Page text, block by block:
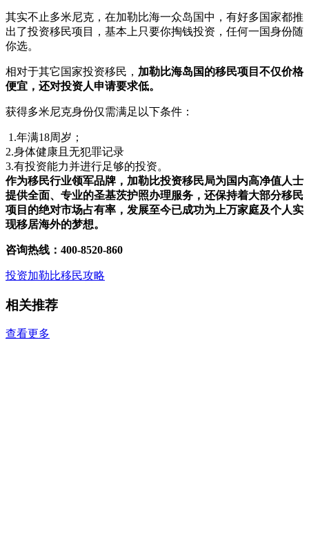
其实不止多米尼克，在加勒比海一众岛国中，有好多国家都推
出了投资移民项目，基本上只要你掏钱投资，任何一国身份随
你选。
相对于其它国家投资移民， 加勒比海岛国的移民项目不仅价格
便宜，还对投资人申请要求低。
获得多米尼克身份仅需满足以下条件：
1.年满18周岁；
2.身体健康且无犯罪记录
3.有投资能力并进行足够的投资。
作为移民行业领军品牌，加勒比投资移民局为国内高净值人士
提供全面、专业的圣基茨护照办理服务，还保持着大部分移民
项目的绝对市场占有率，发展至今已成功为上万家庭及个人实
现移居海外的梦想。
咨询热线：400-8520-860
投资加勒比移民攻略
相关推荐
查看更多